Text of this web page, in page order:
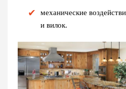
механические
и вилок.